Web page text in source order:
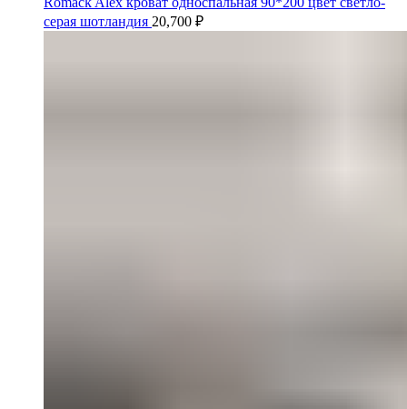
серая шотландия 20,700 ₽